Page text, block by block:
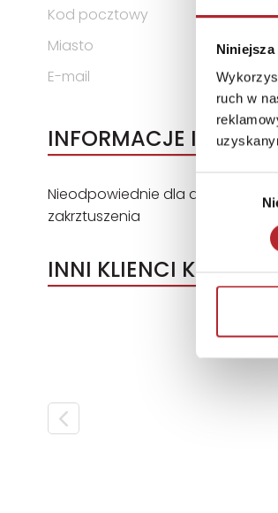
ruch w
zgody
Kod pocztowy
80-209
Miasto
E-mail
INFORMACJE I
Nieodpowiednie dla dzieci w
zakrztuszenia
INNI KLIENCI